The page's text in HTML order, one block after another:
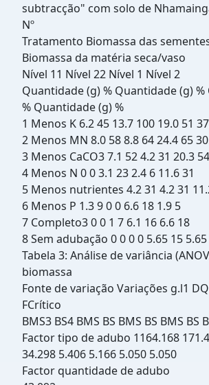
subtracção" com solo de
Nº
Tratamento Biomassa das
Biomassa da matéria seca/vaso
Nível 11 Nível 22 Nível 1 Nível 2
Quantidade (g) % Quantidade (g)
% Quantidade (g) %
1 Menos K 6.2 45 13.7 100 19.0 51
2 Menos MN 8.0 58 8.8 64 24.4 65
3 Menos CaCO3 7.1 52 4.2 31 20.3
4 Menos N 0 0 3.1 23 2.4 6 11.6 31
5 Menos nutrientes 4.2 31 4.2 31
6 Menos P 1.3 9 0 0 6.6 18 1.9 5
7 Completo3 0 0 1 7 6.1 16 6.6 18
8 Sem adubação 0 0 0 0 5.65 15
Tabela 3: Análise de variância
biomassa
Fonte de variação Variações g.l1
FCrítico
BMS3 BS4 BMS BS BMS BS BMS BS
Factor tipo de adubo 1164.168
34.298 5.406 5.166 5.050 5.050
Factor quantidade de adubo